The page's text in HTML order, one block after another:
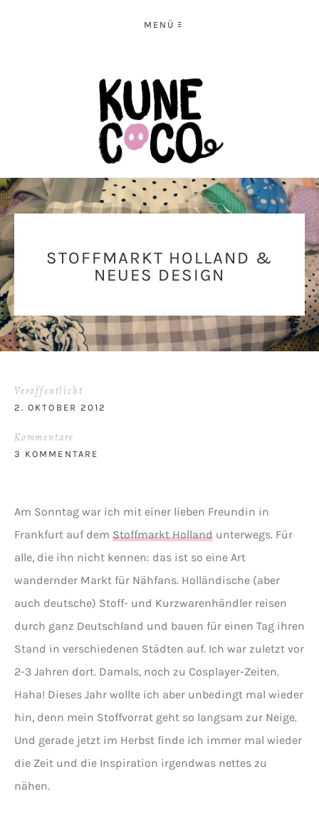
MENÜ
STOFFMARKT HOLLAND &
NEUES DESIGN
Veröffentlicht
2. OKTOBER 2012
Kommentare
3 KOMMENTARE
Am Sonntag war ich mit einer lieben Freundin in
Frankfurt auf dem Stoffmarkt Holland unterwegs. Für
alle, die ihn nicht kennen: das ist so eine Art
wandernder Markt für Nähfans. Holländische (aber
auch deutsche) Stoff- und Kurzwarenhändler reisen
durch ganz Deutschland und bauen für einen Tag ihren
Stand in verschiedenen Städten auf. Ich war zuletzt vor
2-3 Jahren dort. Damals, noch zu Cosplayer-Zeiten.
Haha! Dieses Jahr wollte ich aber unbedingt mal wieder
hin, denn mein Stoffvorrat geht so langsam zur Neige.
Und gerade jetzt im Herbst finde ich immer mal wieder
die Zeit und die Inspiration irgendwas nettes zu
nähen.